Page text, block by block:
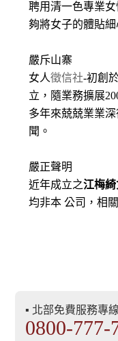
聘用清一色專業
夠將女子的體貼
嚴斥山寨
女人徵信社-初創
立，隨業務擴展
多年來兢兢業業
聞。
嚴正聲明
近年成立之江梅
均非本 公司，相
▪ 北部免費服務專線
0800-777-